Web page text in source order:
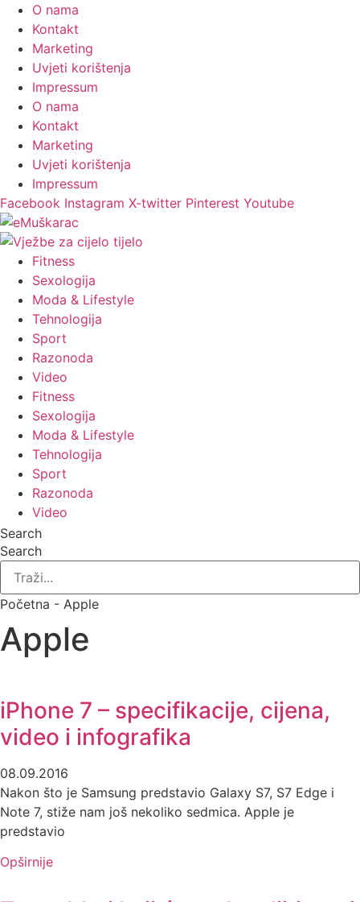
O nama
Kontakt
Marketing
Uvjeti korištenja
Impressum
O nama
Kontakt
Marketing
Uvjeti korištenja
Impressum
Facebook Instagram X-twitter Pinterest Youtube
Fitness
Sexologija
Moda & Lifestyle
Tehnologija
Sport
Razonoda
Video
Fitness
Sexologija
Moda & Lifestyle
Tehnologija
Sport
Razonoda
Video
Search
Search
Početna - Apple
Apple
iPhone 7 – specifikacije, cijena,
video i infografika
08.09.2016
Nakon što je Samsung predstavio Galaxy S7, S7 Edge i
Note 7, stiže nam još nekoliko sedmica. Apple je
predstavio
Opširnije